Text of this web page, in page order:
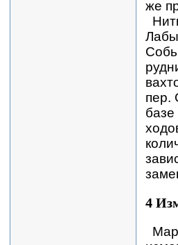
же
пер.
4